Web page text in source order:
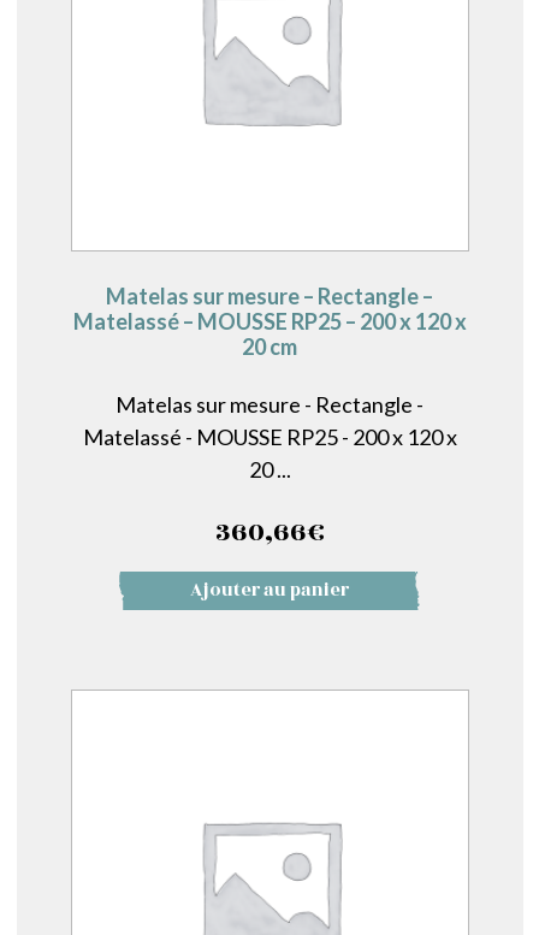
Matelas sur mesure – Rectangle –
Matelassé – MOUSSE RP25 – 200 x 120 x
20 cm
Matelas sur mesure - Rectangle -
Matelassé - MOUSSE RP25 - 200 x 120 x
20 ...
360,66€
Ajouter au panier